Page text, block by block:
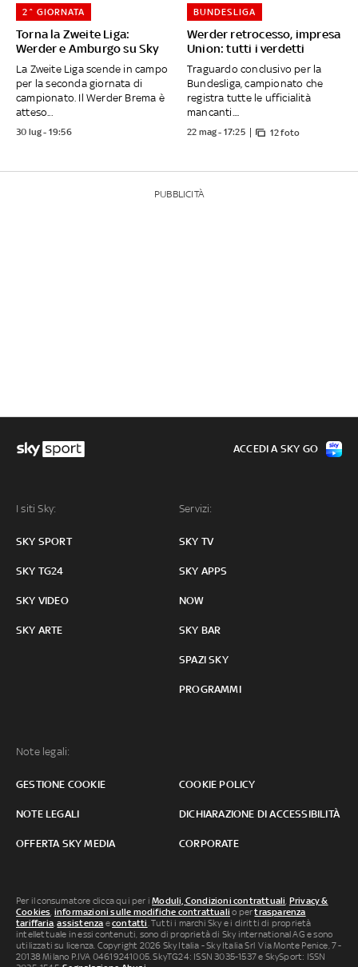
Torna la Zweite Liga:
Werder e Amburgo su Sky
2^ GIORNATA
La Zweite Liga scende in campo
per la seconda giornata di
campionato. Il Werder Brema è
atteso...
30 lug - 19:56
Werder retrocesso, impresa
Union: tutti i verdetti
BUNDESLIGA
Traguardo conclusivo per la
Bundesliga, campionato che
registra tutte le ufficialità
mancanti....
22 mag - 17:25 12 foto
PUBBLICITÀ
I siti Sky:
SKY SPORT
SKY TG24
SKY VIDEO
SKY ARTE
Servizi:
SKY TV
SKY APPS
NOW
SKY BAR
SPAZI SKY
PROGRAMMI
Note legali:
GESTIONE COOKIE COOKIE POLICY
NOTE LEGALI DICHIARAZIONE DI ACCESSIBILITÀ
OFFERTA SKY MEDIA CORPORATE
ACCEDI A SKY GO
Per il consumatore clicca qui per iModuli, Condizioni contrattuali, Privacy &
Cookies, informazioni sulle modifiche contrattuali o pertrasparenza
tariffaria,assistenza econtatti. Tutti i marchi Sky e i diritti di proprietà
intellettuale in essi contenuti, sono di proprietà di Sky international AG e sono
utilizzati su licenza. Copyright 2026 Sky Italia - Sky Italia Srl Via Monte Penice, 7 -
20138 Milano P.IVA 04619241005. SkyTG24: ISSN 3035-1537 e SkySport: ISSN